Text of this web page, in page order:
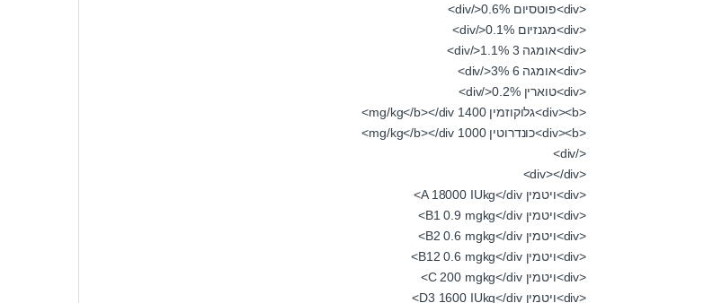
<div>פוטסיום 0.6%</div>
<div>מגנזיום 0.1%</div>
<div>אומגה 3 1.1%</div>
<div>אומגה 6 3%</div>
<div>טוארין 0.2%</div>
<div><b>גלוקוזמין 1400 mg/kg</b></div>
<div><b>כונדרוטין 1000 mg/kg</b></div>
</div>
<div></div>
<div>ויטמין A 18000 IUkg</div>
<div>ויטמין B1 0.9 mgkg</div>
<div>ויטמין B2 0.6 mgkg</div>
<div>ויטמין B12 0.6 mgkg</div>
<div>ויטמין C 200 mgkg</div>
<div>ויטמין D3 1600 IUkg</div>